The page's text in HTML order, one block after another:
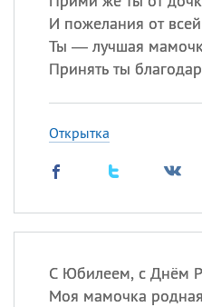
И пожелания от
Ты — лучшая
Принять ты
Открытка
С Юбилеем, с Днём
Моя мамочка